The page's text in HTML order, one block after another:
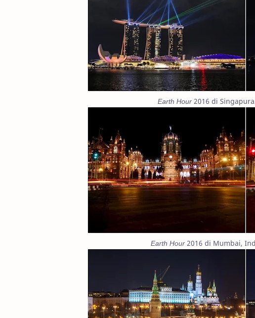
Earth Hour 2016 di
Earth Hour2016 di Mumbai,